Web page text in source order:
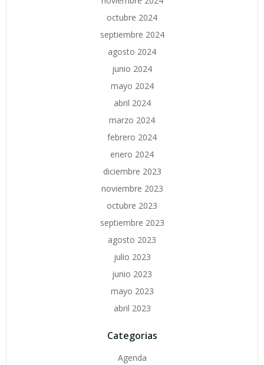
octubre 2024
septiembre 2024
agosto 2024
junio 2024
mayo 2024
abril 2024
marzo 2024
febrero 2024
enero 2024
diciembre 2023
noviembre 2023
octubre 2023
septiembre 2023
agosto 2023
julio 2023
junio 2023
mayo 2023
abril 2023
Categorias
Agenda